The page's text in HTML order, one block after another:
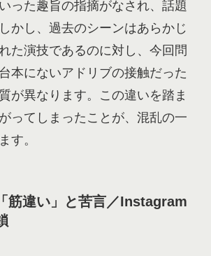
った趣旨の指摘がなされ、話題
かし、過去のシーンはあらかじ
た演技であるのに対し、今回問
本にないアドリブの接触だった
が異なります。この違いを踏ま
ってしまったことが、混乱の一
す。
筋違い」と苦言／Instagram